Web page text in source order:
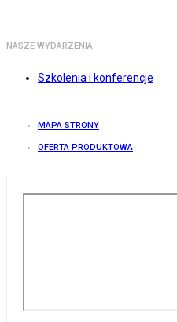
NASZE WYDARZENIA
Szkolenia i konferencje
MAPA STRONY
OFERTA PRODUKTOWA